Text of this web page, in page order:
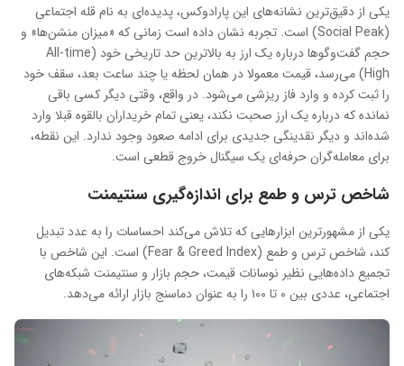
یکی از دقیق‌ترین نشانه‌های این پارادوکس، پدیده‌ای به نام قله اجتماعی
(Social Peak) است. تجربه نشان داده است زمانی که «میزان منشن‌ها» و
حجم گفت‌وگوها درباره یک ارز به بالاترین حد تاریخی خود (All-time
High) می‌رسد، قیمت معمولا در همان لحظه یا چند ساعت بعد، سقف خود
را ثبت کرده و وارد فاز ریزشی می‌شود. در واقع، وقتی دیگر کسی باقی
نمانده که درباره یک ارز صحبت نکند، یعنی تمام خریداران بالقوه قبلا وارد
شده‌اند و دیگر نقدینگی جدیدی برای ادامه صعود وجود ندارد. این نقطه،
برای معامله‌گران حرفه‌ای یک سیگنال خروج قطعی است.
شاخص ترس و طمع برای اندازه‌گیری سنتیمنت
یکی از مشهورترین ابزارهایی که تلاش می‌کند احساسات را به عدد تبدیل
کند، شاخص ترس و طمع (Fear & Greed Index) است. این شاخص با
تجمیع داده‌هایی نظیر نوسانات قیمت، حجم بازار و سنتیمنت شبکه‌های
اجتماعی، عددی بین ۰ تا ۱۰۰ را به عنوان دماسنج بازار ارائه می‌دهد.